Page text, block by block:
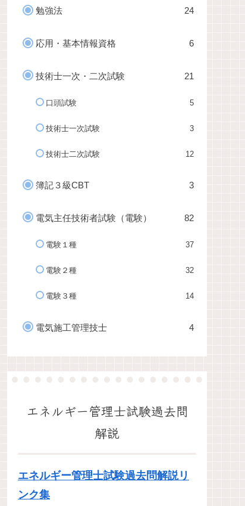
勉強法 24
応用・基本情報資格 6
技術士一次・二次試験 21
口頭試験 5
技術士一次試験 3
技術士二次試験 12
簿記３級CBT 3
電気主任技術者試験（電験） 82
電験１種 37
電験２種 32
電験３種 14
電気施工管理技士 4
エネルギー管理士試験過去問
解説
エネルギー管理士試験過去問解説リ
ンク集